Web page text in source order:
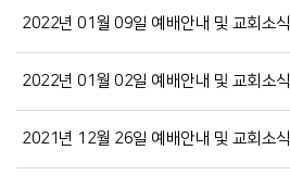
2022년 01월 09일 예배안내 및 교회소식
2022년 01월 02일 예배안내 및 교회소식
2021년 12월 26일 예배안내 및 교회소식